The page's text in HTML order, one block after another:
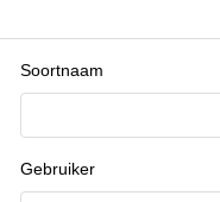
Soortnaam
Gebruiker